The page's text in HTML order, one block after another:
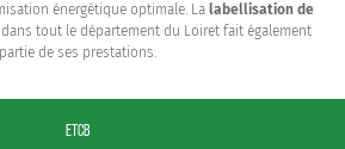
énergétique optimale. La labellisation de
tout le département du Loiret fait également
partie de ses prestations.
ETCB